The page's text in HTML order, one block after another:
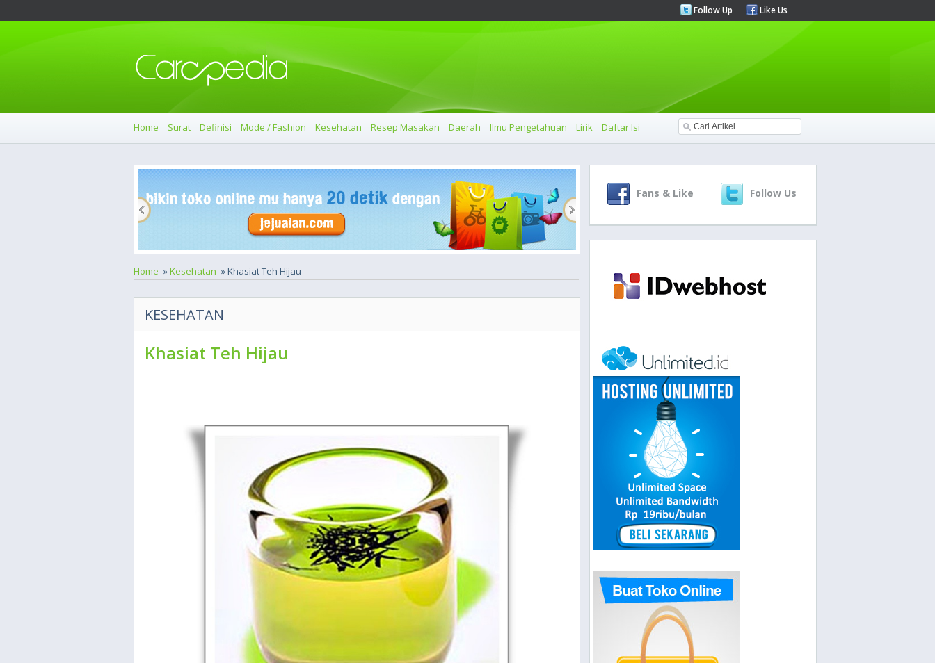
Follow Up Like Us
Home Surat Definisi Mode / Fashion Kesehatan Resep Masakan Daerah Ilmu Pengetahuan Lirik Daftar Isi
Home »Kesehatan » Khasiat Teh Hijau
KESEHATAN
Khasiat Teh Hijau
Fans & Like Follow Us